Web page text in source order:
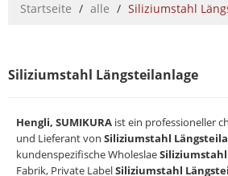
Startseite / alle / Siliziumstahl
Siliziumstahl Längsteilanlage
Hengli, SUMIKURA ist ein professioneller
und Lieferant von Siliziumstahl
kundenspezifische Wholeslae
Fabrik, Private LabelSiliziumstahl